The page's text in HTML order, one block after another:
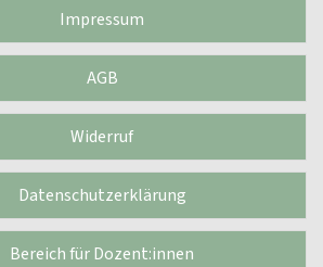
Impressum
AGB
Widerruf
Datenschutzerklärung
Bereich für Dozent:innen